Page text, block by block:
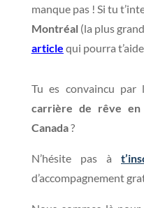
manque pas ! Si tu
Montréal(la plus
article qui pourra
Tu es convaincu par
carrière de rêve en
Canada?
N’hésite pas à
d’accompagnement